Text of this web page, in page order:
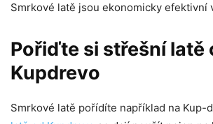
Smrkové latě jsou ekonomicky efektivní
Pořiďte si střešní latě
Kupdrevo
Smrkové latě pořídíte například na Kup-